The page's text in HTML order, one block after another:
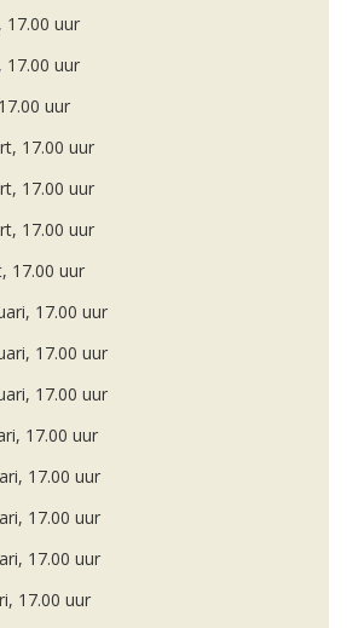
17.00 uur
17.00 uur
uur
17.00 uur
17.00 uur
17.00 uur
17.00 uur
17.00 uur
17.00 uur
17.00 uur
17.00 uur
17.00 uur
17.00 uur
17.00 uur
17.00 uur